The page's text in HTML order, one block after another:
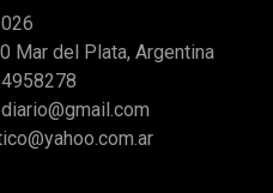
Mar del Plata, Argentina